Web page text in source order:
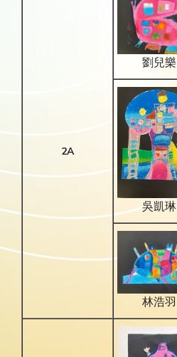
2A
劉兒樂
吳凱琳
林浩羽